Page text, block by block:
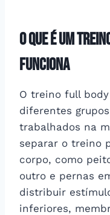
O que é um
funciona
O treino full
diferentes
trabalhados na
separar o treino
corpo, como
outro e pernas
distribuir
inferiores,